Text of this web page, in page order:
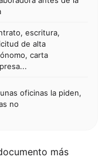
escritura,
de alta
carta
oficinas la piden,
no
más